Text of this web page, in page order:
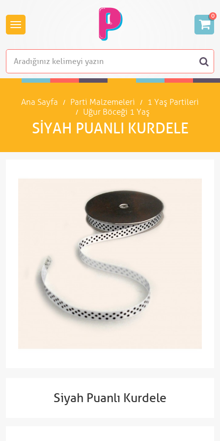
0
Ana Sayfa Parti Malzemeleri
1 Yaş Partileri
Uğur Böceği 1 Yaş
SIYAH PUANLI KURDELE
Siyah Puanlı Kurdele